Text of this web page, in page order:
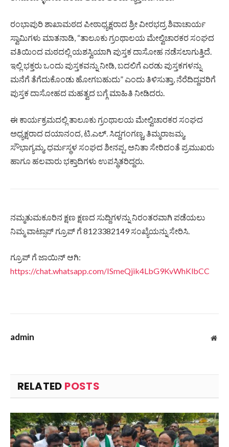
ರಂಭಾಪುರಿ ಶಾಖಾಮಠದ ಪೀಠಾಧ್ಯಕ್ಷರಾದ ಶ್ರೀ ವೀರಭದ್ರ ಶಿವಾಚಾರ್ಯ
ಸ್ವಾಮಿಗಳು ಮಾತನಾಡಿ, “ತಾಲೂಕು ಗ್ರಂಥಾಲಯ ಮೇಲ್ವಿಚಾರಕರ ಸಂಘದ
ವತಿಯಿಂದ ಮಠದಲ್ಲಿ ಯಶಸ್ವಿಯಾಗಿ ಪುಸ್ತಕ ದಾಸೋಹ ನಡೆಸಲಾಗುತ್ತಿದೆ.
ಇಲ್ಲಿ ಭಕ್ತರು ಒಂದು ಪುಸ್ತಕವನ್ನು ನೀಡಿ, ಬದಲಿಗೆ ಎರಡು ಪುಸ್ತಕಗಳನ್ನು
ಮನೆಗೆ ತೆಗೆದುಕೊಂಡು ಹೋಗಬಹುದು” ಎಂದು ತಿಳಿಸುತ್ತಾ, ನೆರೆದಿದ್ದವರಿಗೆ
ಪುಸ್ತಕ ದಾಸೋಹದ ಮಹತ್ವದ ಬಗ್ಗೆ ಮಾಹಿತಿ ನೀಡಿದರು.
ಈ ಕಾರ್ಯಕ್ರಮದಲ್ಲಿ ತಾಲೂಕು ಗ್ರಂಥಾಲಯ ಮೇಲ್ವಿಚಾರಕರ ಸಂಘದ
ಅಧ್ಯಕ್ಷರಾದ ದಯಾನಂದ, ಟಿ.ಎಲ್. ಸಿದ್ದಗಂಗಣ್ಣ, ತಿಮ್ಮರಾಜಮ್ಮ,
ಸೌಭಾಗ್ಯಮ್ಮ, ಧರ್ಮಸ್ಥಳ ಸಂಘದ ಶೀನಪ್ಪ, ಅನಿತಾ ಸೇರಿದಂತೆ ಪ್ರಮುಖರು
ಹಾಗೂ ಹಲವಾರು ಭಕ್ತಾದಿಗಳು ಉಪಸ್ಥಿತರಿದ್ದರು.
ನಮ್ಮತುಮಕೂರಿನ ಕ್ಷಣ ಕ್ಷಣದ ಸುದ್ದಿಗಳನ್ನು ನಿರಂತರವಾಗಿ ಪಡೆಯಲು
ನಿಮ್ಮ ವಾಟ್ಸಾಪ್ ಗ್ರೂಪ್ ಗೆ 8123382149 ಸಂಖ್ಯೆಯನ್ನು ಸೇರಿಸಿ.
ಗ್ರೂಪ್ ಗೆ ಜಾಯಿನ್ ಆಗಿ:
https://chat.whatsapp.com/ISmeQjik4LbG9KvWhKlbCC
admin
RELATED POSTS